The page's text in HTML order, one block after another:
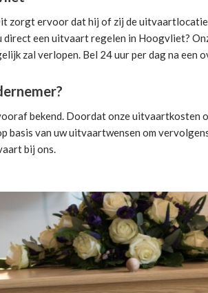
zorgt ervoor dat hij of zij de
direct een uitvaart regelen in Hoogvliet?
zal verlopen. Bel 24 uur per dag na een
bekend. Doordat onze uitvaartkosten
basis van uw uitvaartwensen om
bij ons.